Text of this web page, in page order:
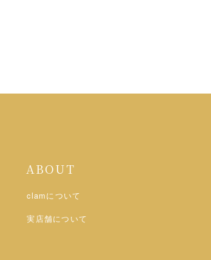
ABOUT
clamについて
実店舗について